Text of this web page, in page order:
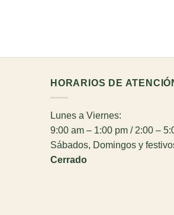
HORARIOS DE
Lunes a Viernes:
9:00 am – 1:00 pm / 2:00 –
Sábados, Domingos y
Cerrado